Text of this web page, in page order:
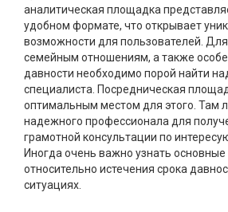
аналитическая площадка
удобном формате, что открывает
возможности для пользователей.
семейным отношениям, а также
давности необходимо порой найти
специалиста. Посредническая
оптимальным местом для этого. Там
надежного профессионала для
грамотной консультации по
Иногда очень важно узнать
относительно истечения срока
ситуациях.